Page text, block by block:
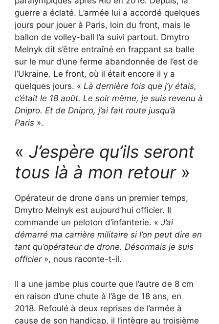
guerre a éclaté. L’armée lui a accordé quelques
jours pour jouer à Paris, loin du front, mais le
ballon de volley-ball l’a suivi partout. Dmytro
Melnyk dit s’être entraîné en frappant sa balle
sur le mur d’une ferme abandonnée de l’est de
l’Ukraine. Le front, où il était encore il y a
quelques jours. « Là dernière fois que j’y étais,
c’était le 18 août. Le soir même, je suis revenu à
Dnipro. Et de Dnipro, j’ai fait route jusqu’à
Paris ».
« J’espère qu’ils seront
tous là à mon retour»
Opérateur de drone dans un premier temps,
Dmytro Melnyk est aujourd’hui officier. Il
commande un peloton d’infanterie. « J’ai
démarré ma carrière militaire si l’on peut dire en
tant qu’opérateur de drone. Désormais je suis
officier», nous raconte-t-il.
Il a une jambe plus courte que l’autre de 8 cm
en raison d’une chute à l’âge de 18 ans, en
2018. Refoulé à deux reprises de l’armée à
cause de son handicap, il l’intègre au troisième